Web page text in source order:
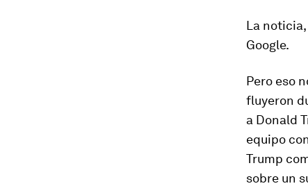
La noticia,
Google.
Pero eso
fluyeron
a Donald
equipo
Trump
sobre un